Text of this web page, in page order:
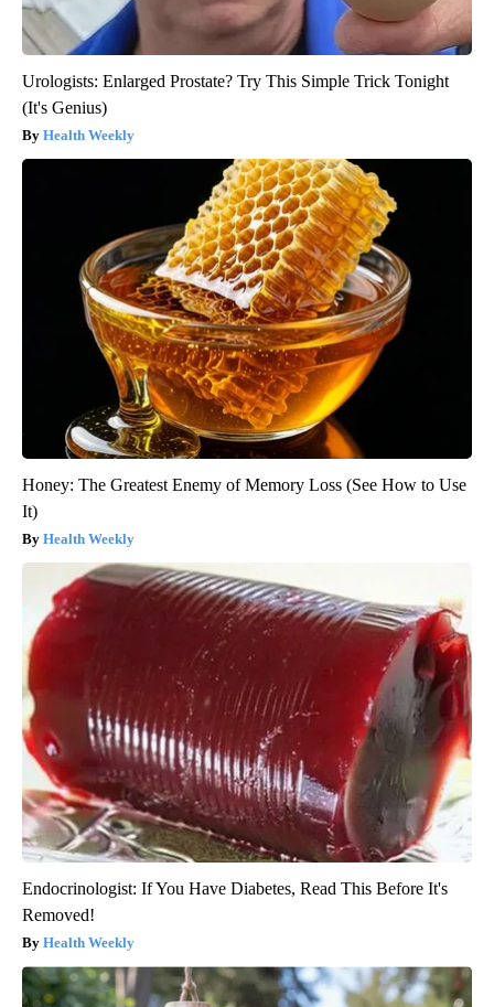
Urologists: Enlarged Prostate? Try This Simple Trick Tonight
(It's Genius)
Health Weekly
Honey: The Greatest Enemy of Memory Loss (See How to Use
It)
Health Weekly
Endocrinologist: If You Have Diabetes, Read This Before It's
Removed!
Health Weekly